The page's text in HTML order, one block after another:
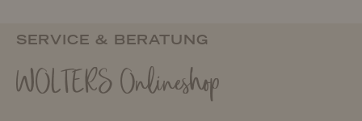
SERVICE & BERATUNG
WOLTERS Onlineshop